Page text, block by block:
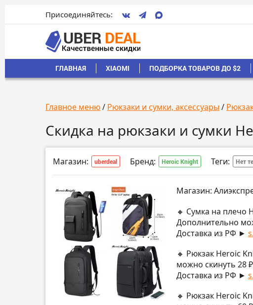
Присоединяйтесь:
ГЛАВНАЯ XIAOMI ПОДБОРКА ТОВАРОВ ДО $2
Главное меню/ Рюкзаки и сумки, аксессуары /
Скидка на рюкзаки и сумки
Магазин: uberdeal Бренд: Heroic Knight Теги: Нет
Магазин:
🔸 Сумка на плечо
Дополнительно
Доставка из РФ ►
🔸 Рюкзак Heroic
можно скинуть 28
Доставка из РФ ►
🔸 Рюкзак Heroic